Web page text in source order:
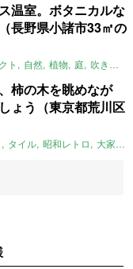
温室。ボタニカルな
長野県小諸市33㎡の
ト 自然 植物 庭 吹き抜け
柿の木を眺めなが
ょう（東京都荒川区
タイル 昭和レトロ 大家女子